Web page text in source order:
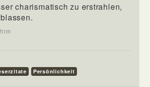
charismatisch zu erstrahlen,
Persönlichkeit